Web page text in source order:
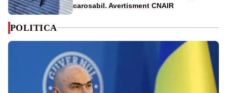
carosabil. Avertisment CNAIR
POLITICA